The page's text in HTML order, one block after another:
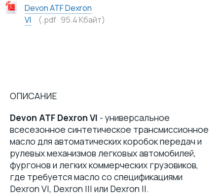
Devon ATF Dexron
VI
(.pdf 95.4 Кбайт)
ОПИСАНИЕ
Devon ATF Dexron VI - универсальное
всесезонное синтетическое трансмиссионное
масло для автоматических коробок передач и
рулевых механизмов легковых автомобилей,
фургонов и легких коммерческих грузовиков,
где требуется масло со спецификациями
Dexron VI, Dexron III или Dexron II.